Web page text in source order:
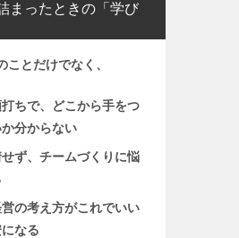
まったときの「学び
ことだけでなく、
ちで、どこから手をつ
分からない
せず、チームづくりに悩
の考え方がこれでいい
なる